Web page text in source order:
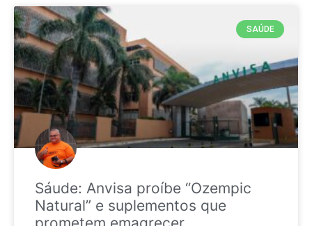
SAÚDE
Sáude: Anvisa proíbe “Ozempic
Natural” e suplementos que